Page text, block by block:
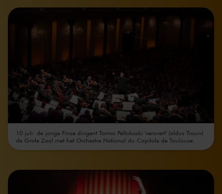
10 juli: de jonge Finse dirigent Tarmo Peltokoski 'verovert' (aldus Trouw)
de Grote Zaal met het Orchestre National du Capitole de Toulouse.